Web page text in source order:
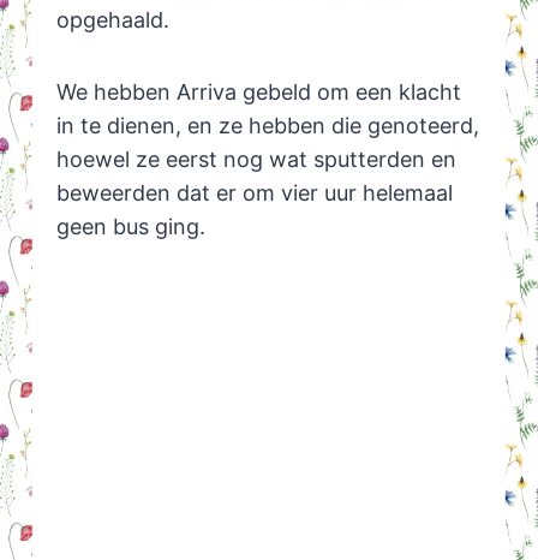
opgehaald.
We hebben Arriva gebeld om een klacht
in te dienen, en ze hebben die genoteerd,
hoewel ze eerst nog wat sputterden en
beweerden dat er om vier uur helemaal
geen bus ging.